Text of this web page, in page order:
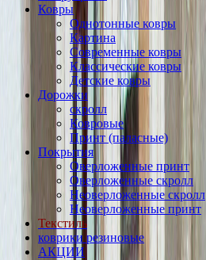
Ковры
Однотонные ковры
Картина
Современные ковры
Классические ковры
Детские ковры
Дорожки
скролл
Ковровые
Принт (паласные)
Покрытия
Оверложенные принт
Оверложенные скролл
Неоверложенные скролл
Неоверложенные принт
Текстиль
коврики резиновые
АКЦИИ